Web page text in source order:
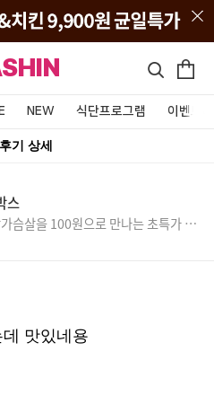
NEW 식단프로그램 이벤트&
기 상세
스
슴살을 100원으로 만나는 초특가 득
맛있네용